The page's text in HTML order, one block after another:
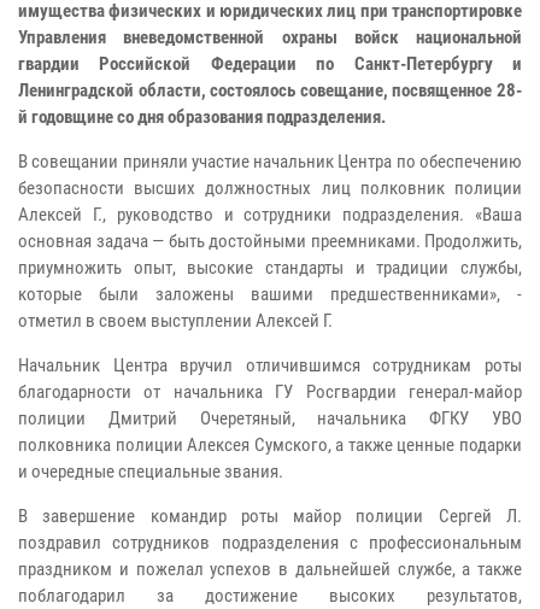
имущества физических и юридических лиц при транспортировке
Управления вневедомственной охраны войск национальной
гвардии Российской Федерации по Санкт-Петербургу и
Ленинградской области, состоялось совещание, посвященное 28-
й годовщине со дня образования подразделения.
В совещании приняли участие начальник Центра по обеспечению
безопасности высших должностных лиц полковник полиции
Алексей Г., руководство и сотрудники подразделения. «Ваша
основная задача — быть достойными преемниками. Продолжить,
приумножить опыт, высокие стандарты и традиции службы,
которые были заложены вашими предшественниками», -
отметил в своем выступлении Алексей Г.
Начальник Центра вручил отличившимся сотрудникам роты
благодарности от начальника ГУ Росгвардии генерал-майор
полиции Дмитрий Очеретяный, начальника ФГКУ УВО
полковника полиции Алексея Сумского, а также ценные подарки
и очередные специальные звания.
В завершение командир роты майор полиции Сергей Л.
поздравил сотрудников подразделения с профессиональным
праздником и пожелал успехов в дальнейшей службе, а также
поблагодарил за достижение высоких результатов,